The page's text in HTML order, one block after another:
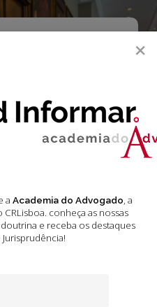
Menu
Diário
×
a Academia do Advogado, a
conheça as nossas
e receba os destaques